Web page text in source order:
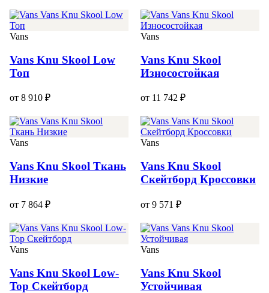
Vans
Vans Knu Skool Low
Топ
от 8 910 ₽
Vans
Vans Knu Skool
Износостойкая
от 11 742 ₽
Vans
Vans Knu Skool Ткань
Низкие
от 7 864 ₽
Vans
Vans Knu Skool
Скейтборд Кроссовки
от 9 571 ₽
Vans
Vans Knu Skool Low-
Top Скейтборд
Vans
Vans Knu Skool
Устойчивая